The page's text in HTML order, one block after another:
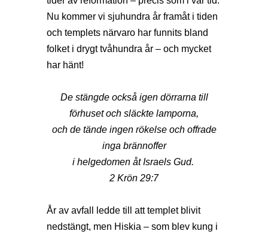
Nu kommer vi sjuhundra år framåt i tiden
och templets närvaro har funnits bland
folket i drygt tvåhundra år – och mycket
har hänt!
De stängde också igen dörrarna till
förhuset och släckte lamporna,
och de tände ingen rökelse och offrade
inga brännoffer
i helgedomen åt Israels Gud.
2 Krön 29:7
År av avfall ledde till att templet blivit
nedstängt, men Hiskia – som blev kung i